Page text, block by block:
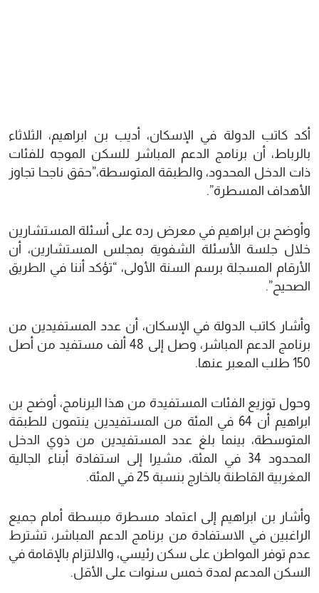
أكد كاتب الدولة في الإسكان، أديب بن ابراهيم، الثلاثاء
بالرباط، أن برنامج الدعم المباشر للسكن الموجه للفئات
ذات الدخل المحدود، والطبقة المتوسطة،”حقق ناجحا تجاوز
الأهداف المسطرة”.
وأوضح بن ابراهيم في معرض رده على أسئلة المستشارين
خلال جلسة الأسئلة الشفوية بمجلس المستشارين، أن
الأرقام المسجلة برسم السنة الأولى، “تؤكد أننا في الطريق
الصحيح”.
وأشار كاتب الدولة في الإسكان، أن عدد المستفيدين من
برنامج الدعم المباشر، وصل إلى 48 ألف مستفيد من أصل
150 طلب المعبر عنها.
وحول توزيع الفئات المستفيدة من هذا البرنامج، أوضح بن
ابراهيم أن 64 في المئة من المستفيدين ينتمون للطبقة
المتوسطة، بينما بلغ عدد المستفيدين من ذوي الدخل
المحدود 34 في المئة، مشيرا إلى استفادة أبناء الجالية
المغربية القاطنة بالخارج بنسبة 25 في المئة.
وأشار بن ابراهيم إلى اعتماد مسطرة مبسطة أمام جميع
الراغبين في الاستفادة من برنامج الدعم المباشر، تشترط
عدم توفر المواطن على سكن رئيسي، والالتزام بالإقامة في
السكن المدعم لمدة خمس سنوات على الأقل.